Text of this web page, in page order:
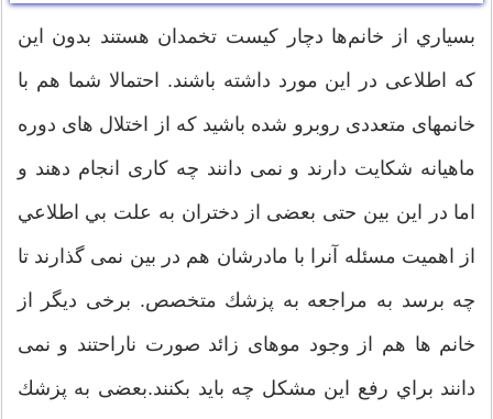
بسياري از خانم‌ها دچار کیست تخمدان هستند بدون این
که اطلاعی در این مورد داشته باشند. احتمالا شما هم با
خانمهای متعددی روبرو شده باشید كه از اختلال های دوره
ماهیانه شكایت دارند و نمی دانند چه کاری انجام دهند و
اما در این بین حتی بعضی از دختران به علت بي اطلاعي
از اهمیت مسئله آنرا با مادرشان هم در بین نمی گذارند تا
چه برسد به مراجعه به پزشك متخصص. برخی ديگر از
خانم ها هم از وجود موهای زائد صورت ناراحتند و نمی
دانند براي رفع این مشكل چه باید بكنند.بعضی به پزشك